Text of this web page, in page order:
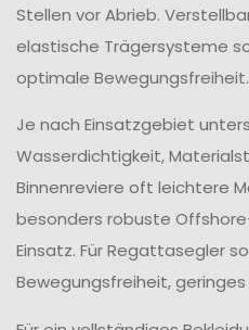
Stellen vor Abrieb.
elastische Trägersysteme
optimale Bewegungsfreiheit.
Je nach Einsatzgebiet
Wasserdichtigkeit,
Binnenreviere oft leichtere
besonders robuste
Einsatz. Für Regattasegler
Bewegungsfreiheit,